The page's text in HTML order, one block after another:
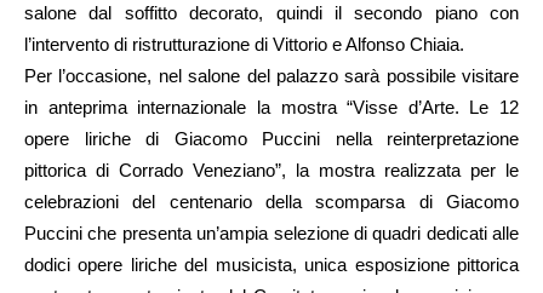
salone dal soffitto decorato, quindi il secondo piano con
l’intervento di ristrutturazione di Vittorio e Alfonso Chiaia.
Per l’occasione, nel salone del palazzo sarà possibile visitare
in anteprima internazionale la mostra “Visse d’Arte. Le 12
opere liriche di Giacomo Puccini nella reinterpretazione
pittorica di Corrado Veneziano”, la mostra realizzata per le
celebrazioni del centenario della scomparsa di Giacomo
Puccini che presenta un’ampia selezione di quadri dedicati alle
dodici opere liriche del musicista, unica esposizione pittorica